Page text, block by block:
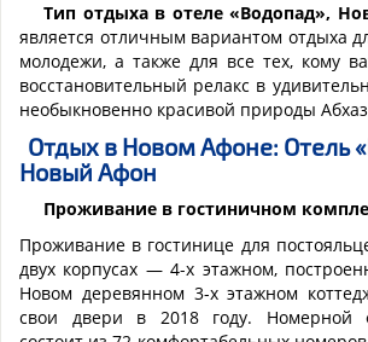
Тип отдыха в отеле «Водопад»,
является отличным вариантом отдыха
молодежи, а также для все тех, кому
восстановительный релакс в
необыкновенно красивой природы
Отдых в Новом Афоне: Отель «
Новый Афон
Проживание в гостиничном
Проживание в гостинице для
двух корпусах — 4-х этажном,
Новом деревянном 3-х этажном
свои двери в 2018 году. Номерной